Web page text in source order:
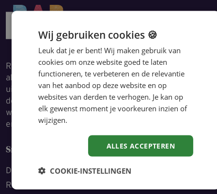
RAP geeft je snelle én betrouwbare antwoorden op
al jouw HR-vragen, zodat jij met vertrouwen jouw
uitdagingen aanpakt. Door kennis en ervaring te
delen, bespaar je tijd en kun je je volledig richten op
wat écht telt: jouw rol als HRM’er optimaal invullen
en de dingen doen waarmee jij hét verschil maakt.
Snel naar
Dit is RAP
RAP voor de overheid
Wij gebruiken cookies 🍪
Leuk dat je er bent! Wij maken gebruik van
cookies om onze website goed te laten
functioneren, te verbeteren en de relevantie
van het aanbod op deze website en op
websites van derden te verhogen. Je kan op
elk gewenst moment je voorkeuren inzien of
wijzigen.
ALLES ACCEPTEREN
COOKIE-INSTELLINGEN